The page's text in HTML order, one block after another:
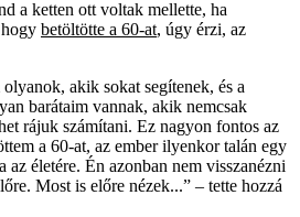
a ketten ott voltak mellette, ha
betöltötte a 60-at, úgy érzi, az
akik sokat segítenek, és a
barátaim vannak, akik nemcsak
rájuk számítani. Ez nagyon fontos az
a 60-at, az ember ilyenkor talán egy
az életére. Én azonban nem visszanézni
Most is előre nézek...” – tette hozzá